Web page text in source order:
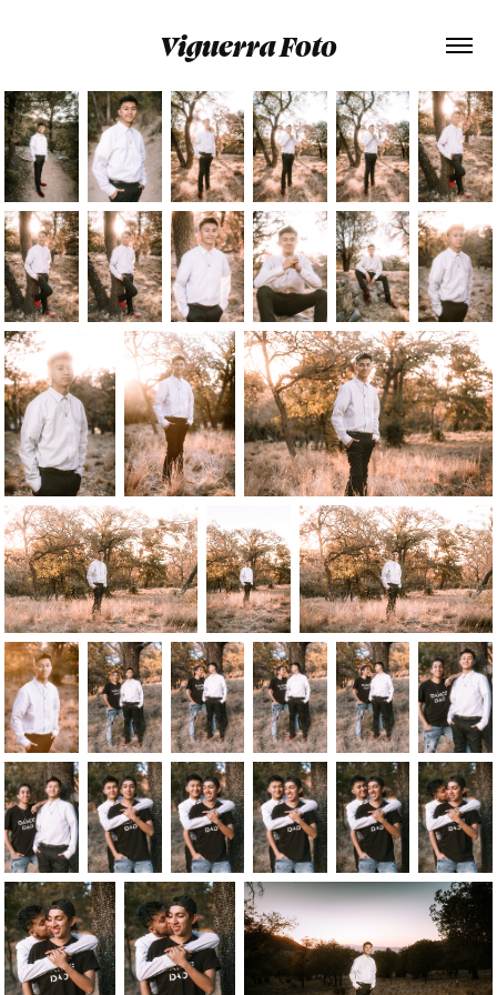
Viguerra Foto